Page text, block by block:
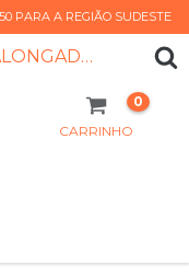
PARA A REGIÃO SUDESTE
CHOKER SIENA CORAÇÃO ALONGADO BANHADA A OURO 18K
CARRINHO
0